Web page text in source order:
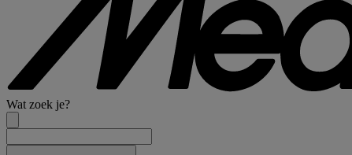
Wat zoek je?